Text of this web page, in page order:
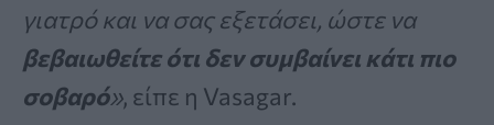
γιατρό και να σας εξετάσει, ώστε να
βεβαιωθείτε ότι δεν συμβαίνει κάτι πιο
σοβαρό», είπε η Vasagar.